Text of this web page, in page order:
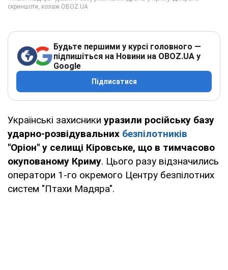
Будьте першими у курсі головного —
підпишіться на Новини на OBOZ.UA у
Google
Підписатися
Українські захисники уразили російську базу
ударно-розвідувальних безпілотників
"Оріон" у селищі Кіровське, що в тимчасово
окупованому Криму. Цього разу відзначились
оператори 1-го окремого Центру безпілотних
систем "Птахи Мадяра".